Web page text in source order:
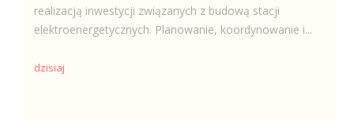
realizacją inwestycji związanych z budową stacji
elektroenergetycznych. Planowanie, koordynowanie i...
dzisiaj